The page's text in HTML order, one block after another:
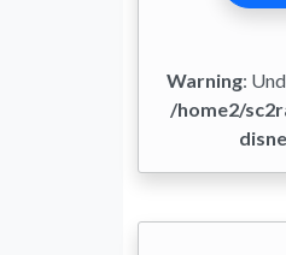
Warning:
/home2/